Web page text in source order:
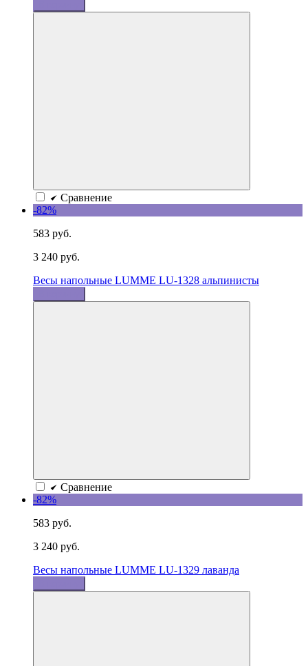
Сравнение
-82%
583 руб.
3 240 руб.
Весы напольные LUMME LU-1328 альпинисты
Сравнение
-82%
583 руб.
3 240 руб.
Весы напольные LUMME LU-1329 лаванда